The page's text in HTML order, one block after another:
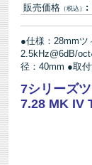
販売価格 （税込） :
●仕様：28mmツ
2.5kHz@6dB/
径：40mm ●取
7シリーズ
7.28 MK IV